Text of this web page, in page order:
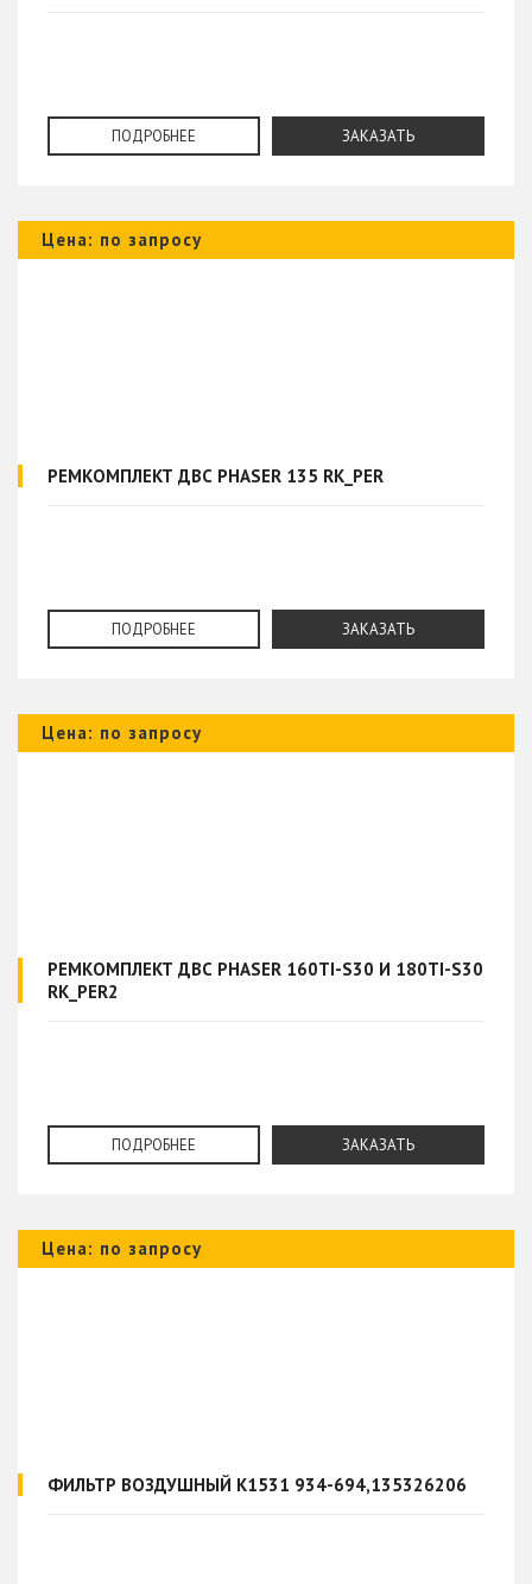
ПОДРОБНЕЕ ЗАКАЗАТЬ
Цена: по запросу
РЕМКОМПЛЕКТ ДВС PHASER 135 RK_PER
ПОДРОБНЕЕ ЗАКАЗАТЬ
Цена: по запросу
РЕМКОМПЛЕКТ ДВС PHASER 160TI-S30 И 180TI-S30
RK_PER2
ПОДРОБНЕЕ ЗАКАЗАТЬ
Цена: по запросу
ФИЛЬТР ВОЗДУШНЫЙ K1531 934-694,135326206